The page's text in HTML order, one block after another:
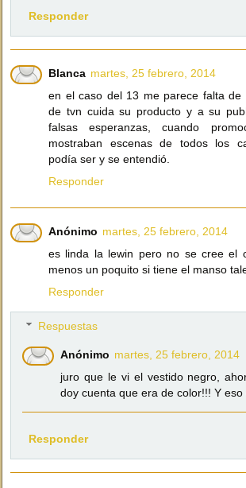
Responder
Blanca martes, 25 febrero, 2014
en el caso del 13 me parece falta de
de tvn cuida su producto y a su
falsas esperanzas, cuando
mostraban escenas de todos los
podía ser y se entendió.
Responder
Anónimo martes, 25 febrero, 2014
es linda la lewin pero no se cree el
menos un poquito si tiene el manso
Responder
Respuestas
Anónimo martes, 25 febrero, 2014
juro que le vi el vestido negro,
doy cuenta que era de color!!! Y
Responder